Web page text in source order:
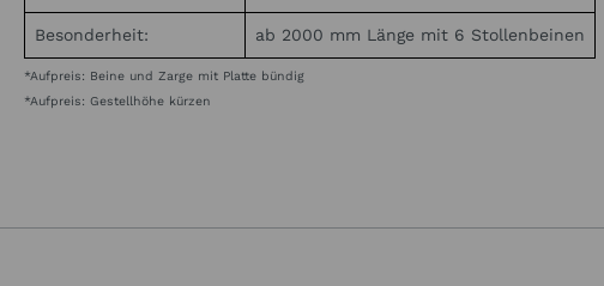
Besonderheit: ab 2000 mm Länge mit 6 Stollenbeinen
*Aufpreis: Beine und Zarge mit Platte bündig
*Aufpreis: Gestellhöhe kürzen